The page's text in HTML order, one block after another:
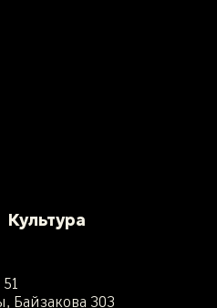
Культура
Байзакова 303